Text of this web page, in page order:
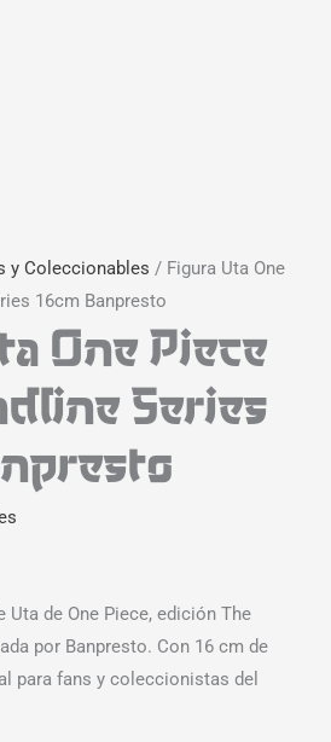
y Coleccionables / Figura Uta One
16cm Banpresto
One Piece
Series
Uta de One Piece, edición The
por Banpresto. Con 16 cm de
para fans y coleccionistas del